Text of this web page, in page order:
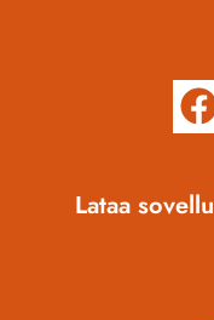
Lataa